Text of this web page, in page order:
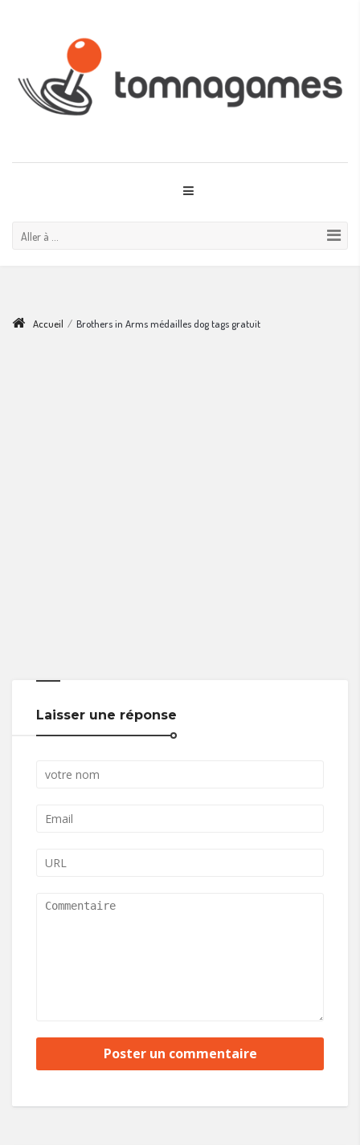
Aller à ...
Accueil / Brothers in Arms médailles dog tags gratuit
Laisser une réponse